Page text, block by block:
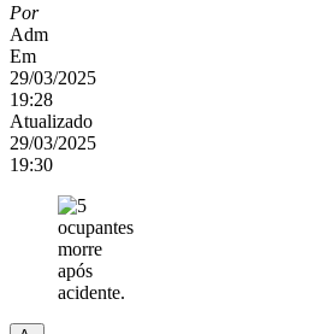
Por
Adm
Em
29/03/2025
19:28
Atualizado
29/03/2025
19:30